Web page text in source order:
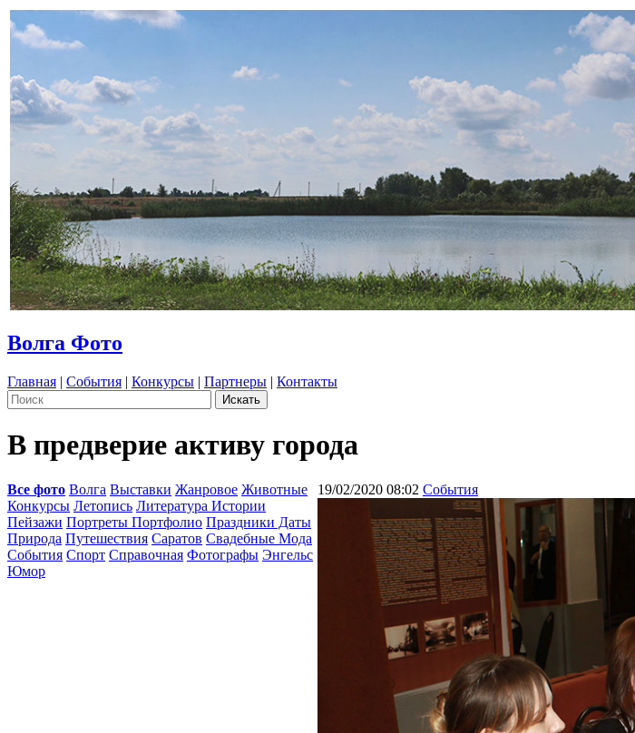
Волга Фото
Главная | События | Конкурсы | Партнеры | Контакты
В предверие активу города
Все фото Волга Выставки Жанровое Животные
Конкурсы Летопись Литература Истории
Пейзажи Портреты Портфолио Праздники Даты
Природа Путешествия Саратов Свадебные Мода
События Спорт Справочная Фотографы Энгельс
Юмор
19/02/2020 08:02 События